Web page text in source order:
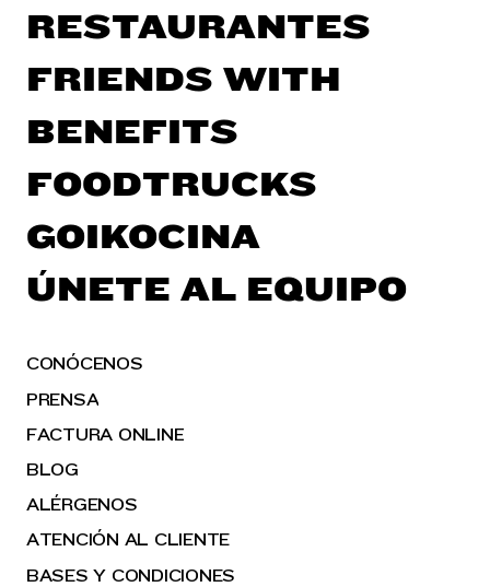
RESTAURANTES
FRIENDS WITH
BENEFITS
FOODTRUCKS
GOIKOCINA
ÚNETE AL EQUIPO
CONÓCENOS
PRENSA
FACTURA ONLINE
BLOG
ALÉRGENOS
ATENCIÓN AL CLIENTE
BASES Y CONDICIONES